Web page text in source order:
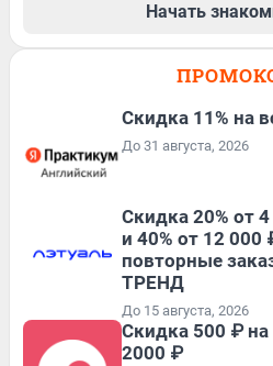
Начать
Скидка 11% на
До 31 августа, 2026
Скидка 20% от
и 40% от 12 000
повторные
ТРЕНД
До 15 августа, 2026
Скидка 500 ₽
2000 ₽